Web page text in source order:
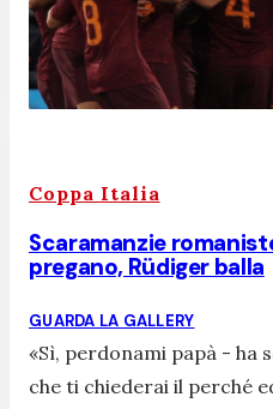
Coppa Italia
Scaramanzie
pregano, Rüdiger balla
GUARDA LA GALLERY
«Sì, perdonami papà - ha
che ti chiederai il perché